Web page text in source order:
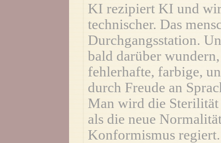
KI rezipiert KI und
technischer. Das
Durchgangsstation.
bald darüber
fehlerhafte, farbige,
durch Freude an
Man wird die Sterilität
als die neue
Konformismus regiert.